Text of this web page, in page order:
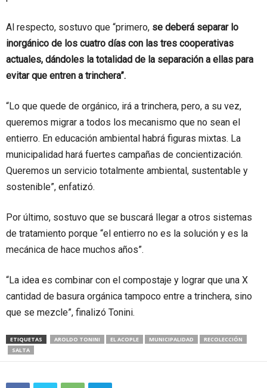
Al respecto, sostuvo que “primero, se deberá separar lo
inorgánico de los cuatro días con las tres cooperativas
actuales, dándoles la totalidad de la separación a ellas para
evitar que entren a trinchera”.
“Lo que quede de orgánico, irá a trinchera, pero, a su vez,
queremos migrar a todos los mecanismo que no sean el
entierro. En educación ambiental habrá figuras mixtas. La
municipalidad hará fuertes campañas de concientización.
Queremos un servicio totalmente ambiental, sustentable y
sostenible”, enfatizó.
Por último, sostuvo que se buscará llegar a otros sistemas
de tratamiento porque “el entierro no es la solución y es la
mecánica de hace muchos años”.
“La idea es combinar con el compostaje y lograr que una X
cantidad de basura orgánica tampoco entre a trinchera, sino
que se mezcle”, finalizó Tonini.
ETIQUETAS AROLDO TONINI EL ACOPLE MUNICIPALIDAD
RECOLECCIÓN
SALTA